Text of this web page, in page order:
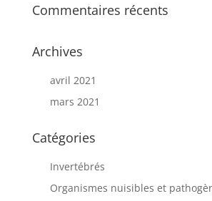
Commentaires récents
Archives
avril 2021
mars 2021
Catégories
Invertébrés
Organismes nuisibles et